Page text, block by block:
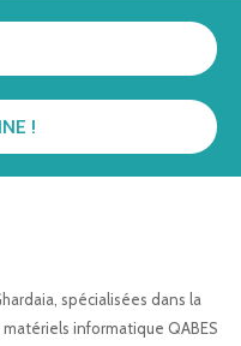
spécialisées dans la
informatique QABES